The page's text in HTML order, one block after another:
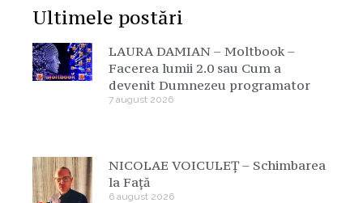
Ultimele postări
LAURA DAMIAN – Moltbook –
Facerea lumii 2.0 sau Cum a
devenit Dumnezeu programator
7 august 2026
NICOLAE VOICULEȚ – Schimbarea
la Față
6 august 2026